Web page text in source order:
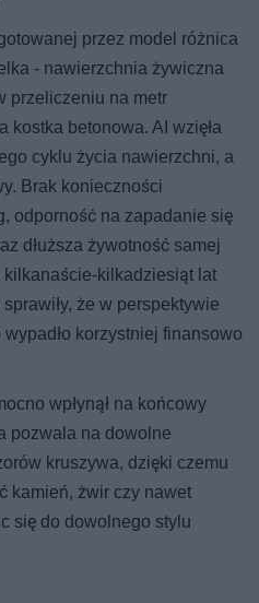
przez model różnica
- nawierzchnia żywiczna
przeliczeniu na metr
kostka betonowa. AI wzięła
cyklu życia nawierzchni, a
Brak konieczności
odporność na zapadanie się
dłuższa żywotność samej
kilkadziesiąt lat
że w perspektywie
korzystniej finansowo
wpłynął na końcowy
pozwala na dowolne
kruszywa, dzięki czemu
kamień, żwir czy nawet
się do dowolnego stylu